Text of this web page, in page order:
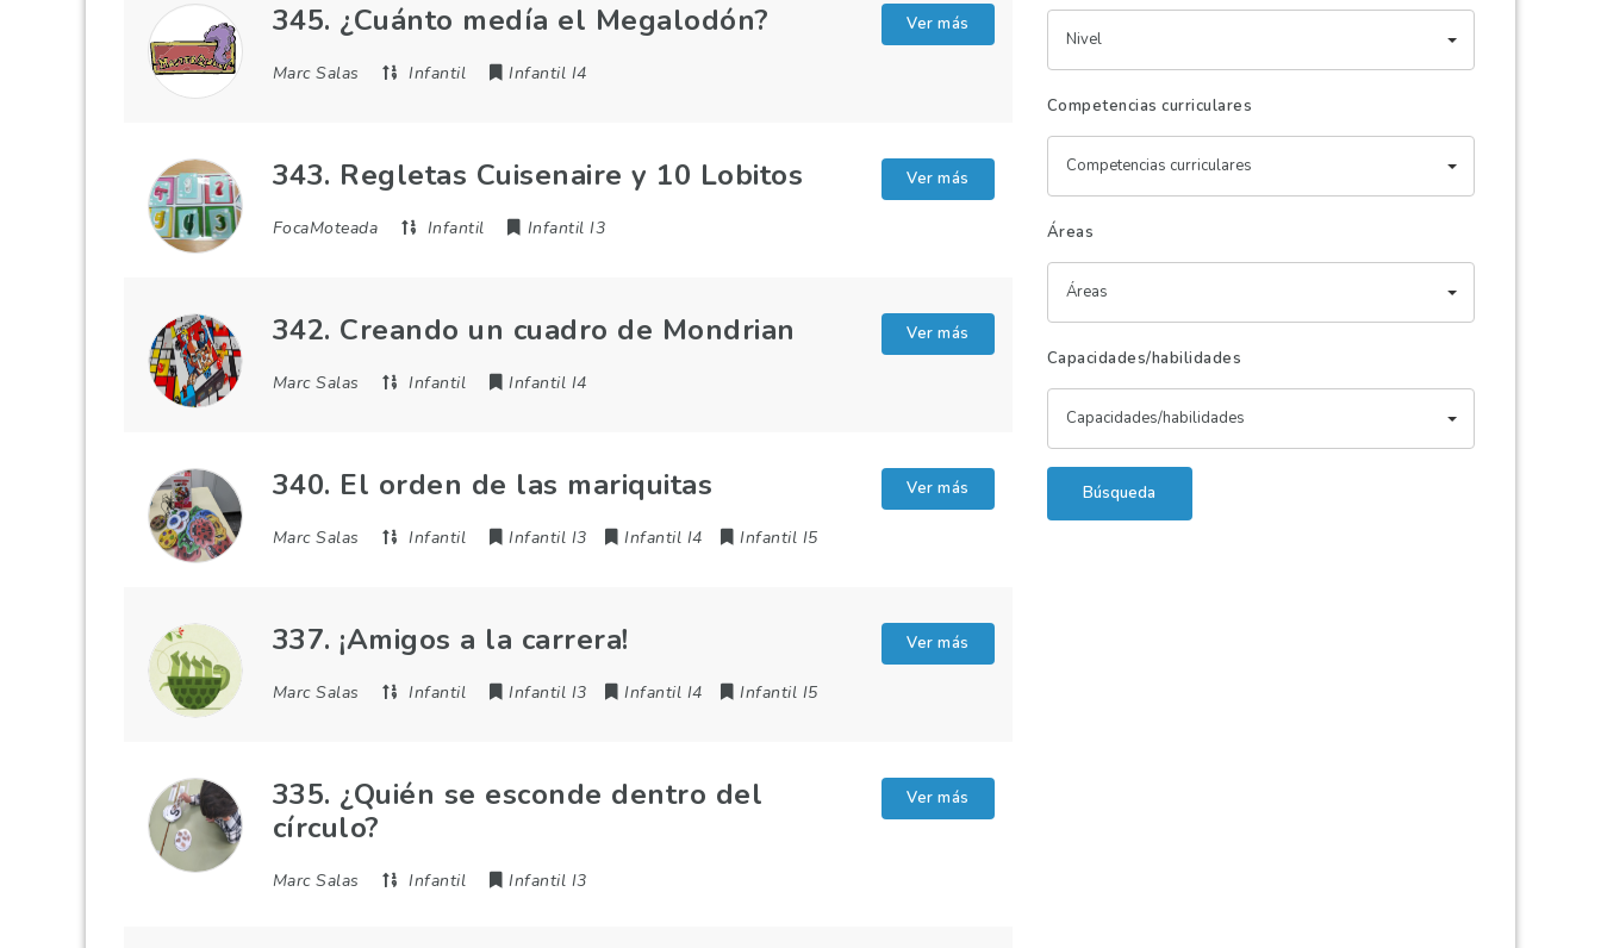
345. ¿Cuánto medía el Megalodón?
Marc Salas Infantil Infantil I4
Ver más
343. Regletas Cuisenaire y 10 Lobitos
FocaMoteada Infantil Infantil I3
Ver más
342. Creando un cuadro de Mondrian
Marc Salas Infantil Infantil I4
Ver más
340. El orden de las mariquitas
Marc Salas Infantil Infantil I3 Infantil I4 Infantil I5
Ver más
337. ¡Amigos a la carrera!
Marc Salas Infantil Infantil I3 Infantil I4 Infantil I5
Ver más
335. ¿Quién se esconde dentro del
círculo?
Marc Salas Infantil Infantil I3
Ver más
Nivel
Competencias curriculares
Competencias curriculares
Áreas
Áreas
Capacidades/habilidades
Capacidades/habilidades
Búsqueda